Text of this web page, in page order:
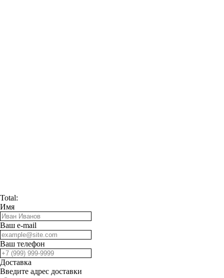
Total:
Имя
Ваш e-mail
Ваш телефон
Доставка
Введите адрес доставки